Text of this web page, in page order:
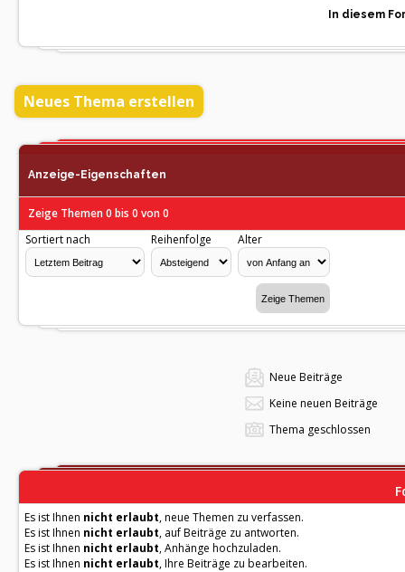
In diesem
Neues Thema erstellen
Anzeige-Eigenschaften
Zeige Themen 0 bis 0 von 0
Sortiert nach
Reihenfolge Alter
Neue Beiträge
Keine neuen Beiträge
Thema geschlossen
Es ist Ihnen nicht erlaubt, neue Themen zu verfassen.
Es ist Ihnen nicht erlaubt, auf Beiträge zu antworten.
Es ist Ihnen nicht erlaubt, Anhänge hochzuladen.
Es ist Ihnen nicht erlaubt, Ihre Beiträge zu bearbeiten.